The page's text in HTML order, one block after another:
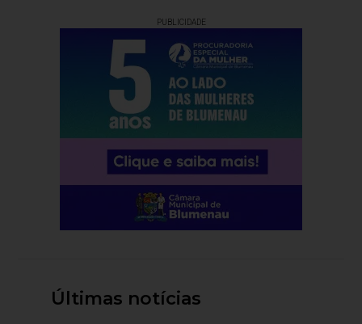
PUBLICIDADE
Últimas notícias